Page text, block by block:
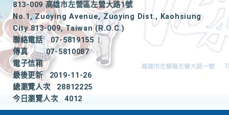
813-009 高雄市左營區左營大路1號
No.1, Zuoying Avenue, Zuoying Dist., Kaohsiung
City 813-009, Taiwan (R.O.C.)
聯絡電話
07-5819155
|
傳真
07-5810087
電子信箱
最後更新
2019-11-26
總瀏覽人次
28812225
今日瀏覽人次
4012